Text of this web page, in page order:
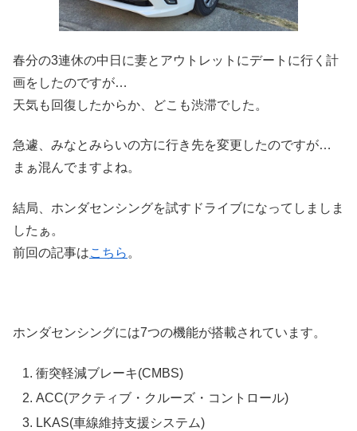
春分の3連休の中日に妻とアウトレットにデートに行く計
画をしたのですが…
天気も回復したからか、どこも渋滞でした。
急遽、みなとみらいの方に行き先を変更したのですが…
まぁ混んでますよね。
結局、ホンダセンシングを試すドライブになってしましま
したぁ。
前回の記事はこちら 。
ホンダセンシングには7つの機能が搭載されています。
衝突軽減ブレーキ(CMBS)
ACC(アクティブ・クルーズ・コントロール)
LKAS(車線維持支援システム)